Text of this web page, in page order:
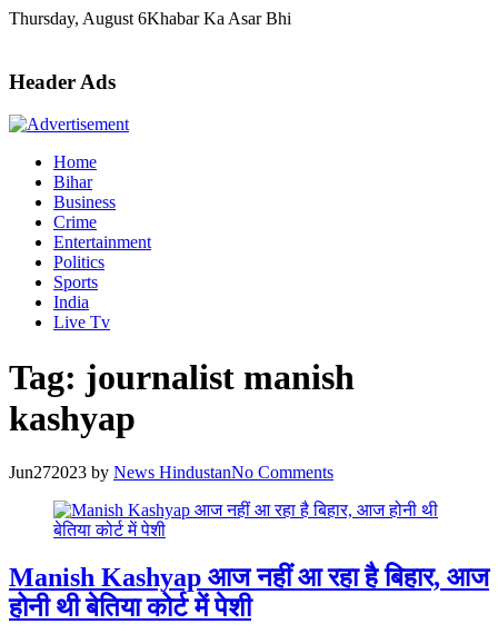
Skip
Thursday, August 6Khabar Ka Asar Bhi
Header Ads
Home
Bihar
Business
Crime
Entertainment
Politics
Sports
India
Live Tv
Tag: journalist manish
kashyap
Jun272023 by News HindustanNo Comments
Manish Kashyap आज नहीं आ रहा है बिहार, आज
होनी थी बेतिया कोर्ट में पेशी